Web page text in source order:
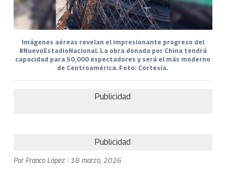
Imágenes aéreas revelan el impresionante progreso del
#NuevoEstadioNacional. La obra donada por China tendrá
capacidad para 50,000 espectadores y será el más moderno
de Centroamérica. Foto: Cortesía.
Publicidad
Publicidad
PorFranco López 18 marzo, 2026